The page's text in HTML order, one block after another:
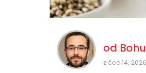
od
z čec 14, 2026